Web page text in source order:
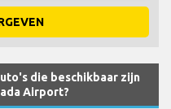
die beschikbaar zijn
Airport?